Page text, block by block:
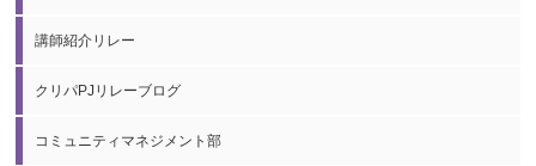
講師紹介リレー
クリパPJリレーブログ
コミュニティマネジメント部